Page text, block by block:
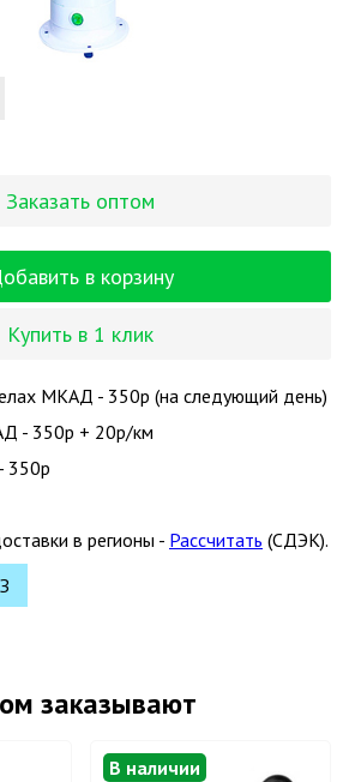
Заказать оптом
в корзину
Купить в 1 клик
МКАД - 350р (на следующий день)
- 350р + 20р/км
350р
в регионы - Рассчитать (СДЭК).
заказывают
В наличии